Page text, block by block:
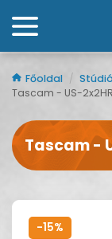
Főoldal /
Tascam - US-2x2HR
Tascam -
-15%